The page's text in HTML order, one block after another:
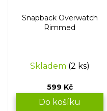
Snapback Overwatch
Rimmed
Skladem (2 ks)
599 Kč
Do košíku